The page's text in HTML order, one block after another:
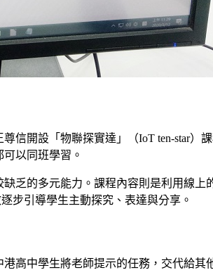
開設「物聯探實達」（IoT ten-star）
以同班學習。
乏的多元能力。課程內容則是利用線上
步引導學生主動探究、表達與分享。
高中學生將老師提示的任務，交代給